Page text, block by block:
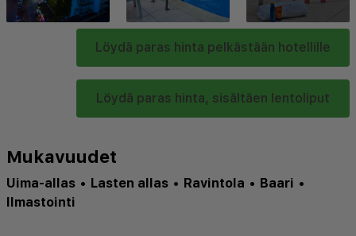
Löydä paras hinta pelkästään hotellille
Löydä paras hinta, sisältäen lentoliput
Mukavuudet
Uima-allas • Lasten allas • Ravintola • Baari •
Ilmastointi